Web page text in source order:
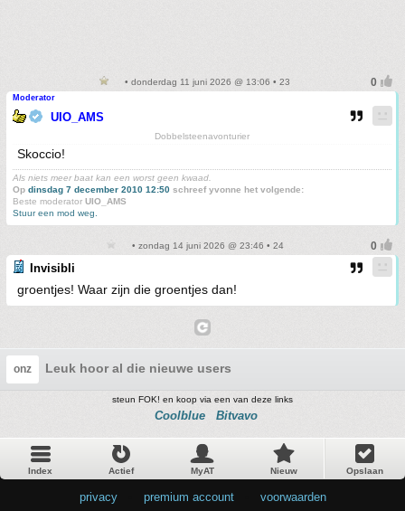
• donderdag 11 juni 2026 @ 13:06 • 23
Moderator
UIO_AMS
Dobbelsteenavonturier
Skoccio!
Als niets meer baat kan een worst geen kwaad.
Op dinsdag 7 december 2010 12:50 schreef yvonne het volgende:
Beste moderator UIO_AMS
Stuur een mod weg.
• zondag 14 juni 2026 @ 23:46 • 24
Invisibli
groentjes! Waar zijn die groentjes dan!
onz Leuk hoor al die nieuwe users
steun FOK! en koop via een van deze links
Coolblue Bitvavo
Index Actief MyAT Nieuw Opslaan
privacy premium account voorwaarden